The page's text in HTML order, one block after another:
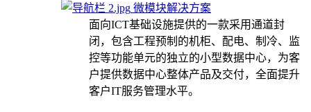
微模块解决方案
面向ICT基础设施提供的一款采用通道封
闭，包含工程预制的机柜、配电、制冷、监
控等功能单元的独立的小型数据中心，为客
户提供数据中心整体产品及交付，全面提升
客户IT服务管理水平。